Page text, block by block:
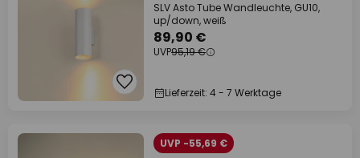
SLV Asto Tube Wandleuchte, GU10,
up/down, weiß
89,90 €
UVP95,19 €
Lieferzeit: 4 - 7 Werktage
UVP -55,69 €